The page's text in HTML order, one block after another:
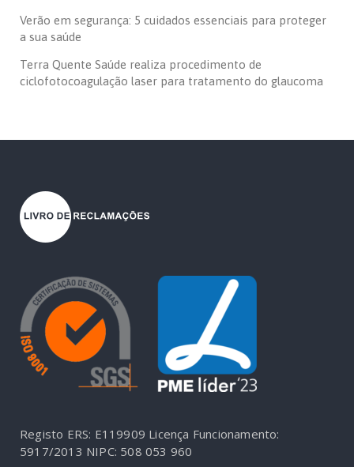
Verão em segurança: 5 cuidados essenciais para proteger
a sua saúde
Terra Quente Saúde realiza procedimento de
ciclofotocoagulação laser para tratamento do glaucoma
Registo ERS: E119909 Licença Funcionamento:
5917/2013 NIPC: 508 053 960